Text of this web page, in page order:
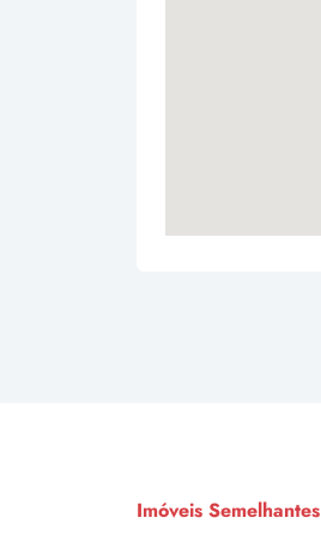
Imóveis Semelhantes